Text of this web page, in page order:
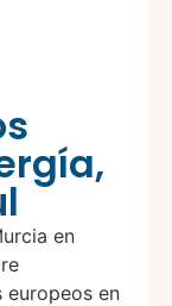
en
en